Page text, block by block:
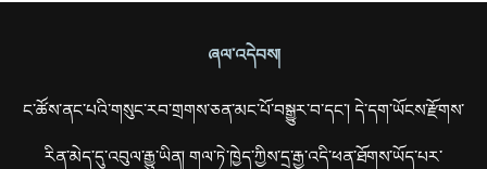
ཞལ་འདེབས།
ང་ཚོས་ནང་པའི་གསུང་རབ་གྲགས་ཅན་མང་པོ་བསྒྱུར་བ་དང་། དེ་དག་ཡོངས་རྫོགས་
རིན་མེད་དུ་འབུལ་རྒྱུ་ཡིན། གལ་ཏེ་ཁྱེད་ཀྱིས་དྲ་རྒྱ་འདི་ཕན་ཐོགས་ཡོད་པར་